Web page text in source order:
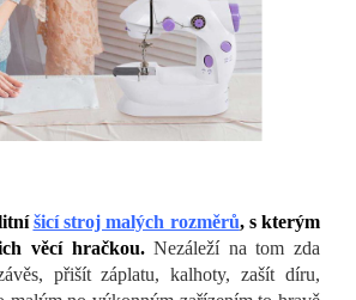
šicí stroj malých rozměrů, s kterým
věcí hračkou.Nezáleží na tom zda
přišít záplatu, kalhoty, zašít díru,